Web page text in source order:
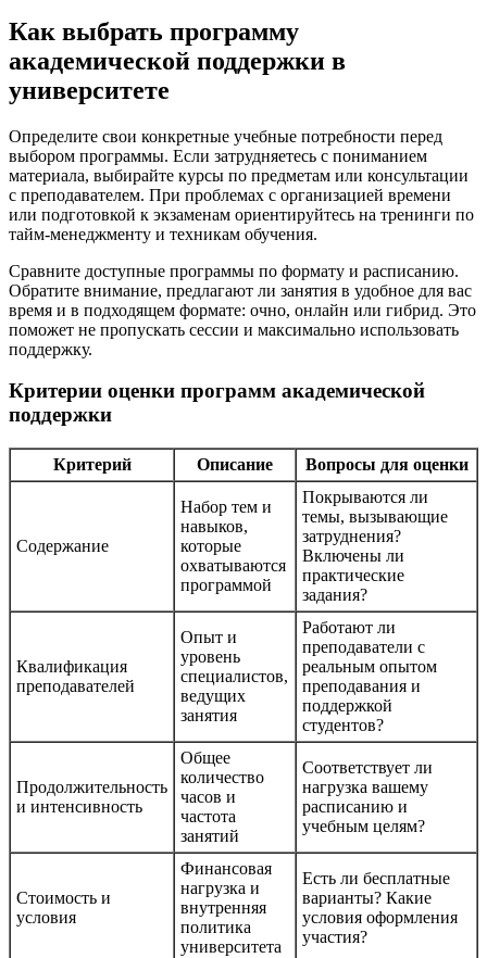
Как выбрать программу
академической поддержки в
университете
Определите свои конкретные учебные потребности перед
выбором программы. Если затрудняетесь с пониманием
материала, выбирайте курсы по предметам или консультации
с преподавателем. При проблемах с организацией времени
или подготовкой к экзаменам ориентируйтесь на тренинги по
тайм-менеджменту и техникам обучения.
Сравните доступные программы по формату и расписанию.
Обратите внимание, предлагают ли занятия в удобное для вас
время и в подходящем формате: очно, онлайн или гибрид. Это
поможет не пропускать сессии и максимально использовать
поддержку.
Критерии оценки программ академической
поддержки
Критерий Описание Вопросы для оценки
Содержание
Набор тем и
навыков,
которые
охватываются
программой
Покрываются ли
темы, вызывающие
затруднения?
Включены ли
практические
задания?
Квалификация
преподавателей
Опыт и
уровень
специалистов,
ведущих
занятия
Работают ли
преподаватели с
реальным опытом
преподавания и
поддержкой
студентов?
Продолжительность
и интенсивность
Общее
количество
часов и
частота
занятий
Соответствует ли
нагрузка вашему
расписанию и
учебным целям?
Стоимость и
условия
Финансовая
нагрузка и
внутренняя
политика
университета
Есть ли бесплатные
варианты? Какие
условия оформления
участия?